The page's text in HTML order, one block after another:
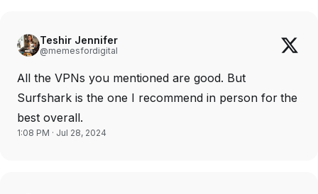
Teshir Jennifer
@memesfordigital
All the VPNs you mentioned are good. But
Surfshark is the one I recommend in person for the
best overall.
1:08 PM · Jul 28, 2024